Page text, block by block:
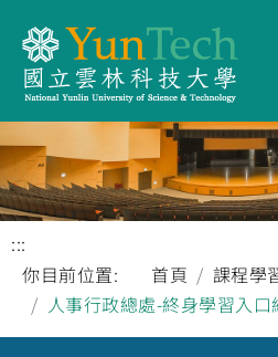
:::
你目前位置:
首頁
課程學
人事行政總處-終身學習入口